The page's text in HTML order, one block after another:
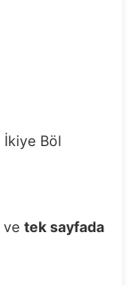
İkiye Böl
ve tek sayfada